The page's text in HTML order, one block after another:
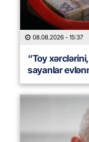
08.08.2026 - 15:37
“Toy xərclərini,
sayanlar